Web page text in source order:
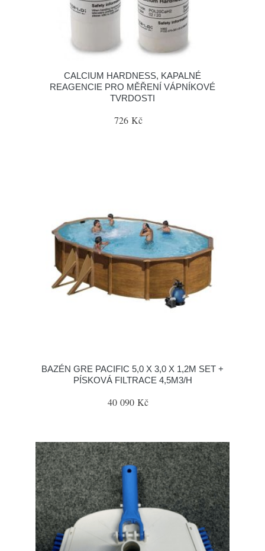
CALCIUM HARDNESS, KAPALNÉ
REAGENCIE PRO MĚŘENÍ VÁPNÍKOVÉ
TVRDOSTI
726 Kč
BAZÉN GRE PACIFIC 5,0 X 3,0 X 1,2M SET +
PÍSKOVÁ FILTRACE 4,5M3/H
40 090 Kč